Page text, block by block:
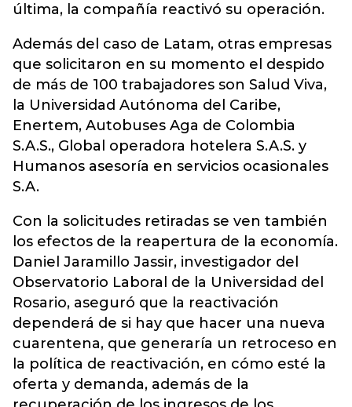
última, la compañía reactivó su operación.
Además del caso de Latam, otras empresas
que solicitaron en su momento el despido
de más de 100 trabajadores son Salud Viva,
la Universidad Autónoma del Caribe,
Enertem, Autobuses Aga de Colombia
S.A.S., Global operadora hotelera S.A.S. y
Humanos asesoría en servicios ocasionales
S.A.
Con la solicitudes retiradas se ven también
los efectos de la reapertura de la economía.
Daniel Jaramillo Jassir, investigador del
Observatorio Laboral de la Universidad del
Rosario, aseguró que la reactivación
dependerá de si hay que hacer una nueva
cuarentena, que generaría un retroceso en
la política de reactivación, en cómo esté la
oferta y demanda, además de la